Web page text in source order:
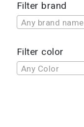
Filter brand
Any brand name
Filter color
Any Color